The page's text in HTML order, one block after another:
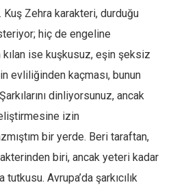
Zehra karakteri, durduğu
hiç de engeline
kılan ise kuşkusuz, eşin şeksiz
evliliğinden kaçması, bunun
dinliyorsunuz, ancak
izin
bir yerde. Beri taraftan,
biri, ancak yeteri kadar
Avrupa’da şarkıcılık